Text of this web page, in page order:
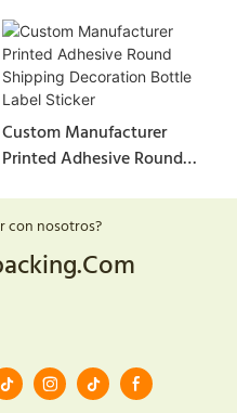
Custom Manufacturer
Printed Adhesive Round
con nosotros?